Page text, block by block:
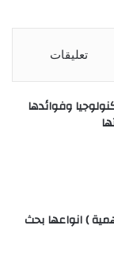
تعليقات
وفوائدها
) انواعها بحث